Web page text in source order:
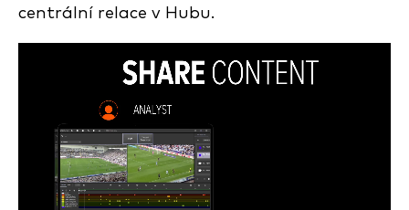
centrální relace v Hubu.